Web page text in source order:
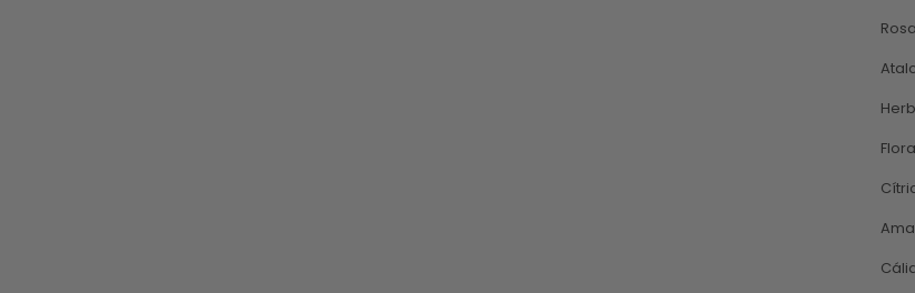
Rosa